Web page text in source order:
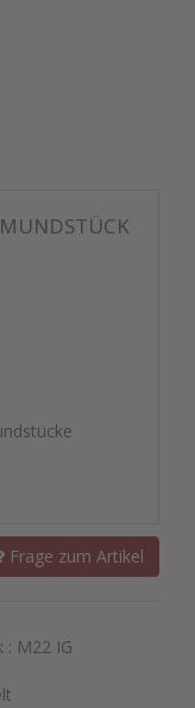
Frage zum Artikel
: M22 IG